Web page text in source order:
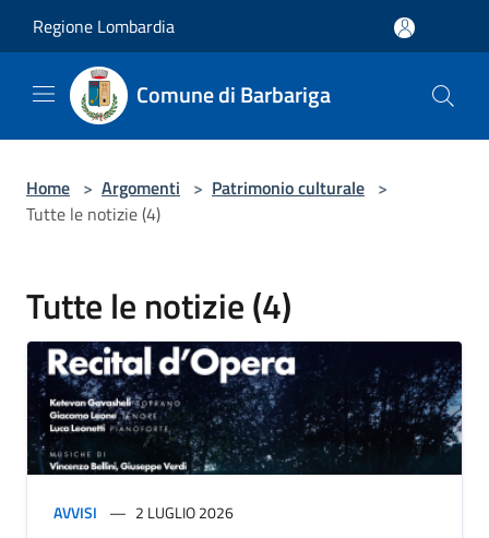
Regione Lombardia
Comune di Barbariga
Home > Argomenti > Patrimonio culturale >
Tutte le notizie (4)
Tutte le notizie (4)
AVVISI 2 LUGLIO 2026